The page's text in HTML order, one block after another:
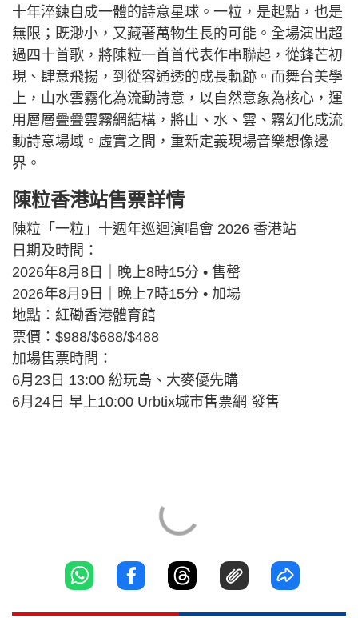
十年淬鍊自成一體的詩意星球。一粒，是起點，也是
無限；既渺小，又藏著萬物生長的可能。全場演出超
過四十首歌，將陳粒一首首代表作串聯起，從鋒芒初
現、肆意飛揚，到從容通透的成長軌跡。而舞台美學
上，山水雲霧化為流動詩意，以自然意象為核心，運
用層層疊疊雲霧網結構，將山、水、雲、霧幻化成流
動詩意場域。虛實之間，重新定義現場音樂想像邊
界。
陳粒香港站售票詳情
陳粒「一粒」十週年巡迴演唱會 2026 香港站
日期及時間：
2026年8月8日｜晚上8時15分 • 售罄
2026年8月9日｜晚上7時15分 • 加場
地點：紅磡香港體育館
票價：$988/$688/$488
加場售票時間：
6月23日 13:00 紛玩島、大麥優先購
6月24日 早上10:00 Urbtix城市售票網 發售